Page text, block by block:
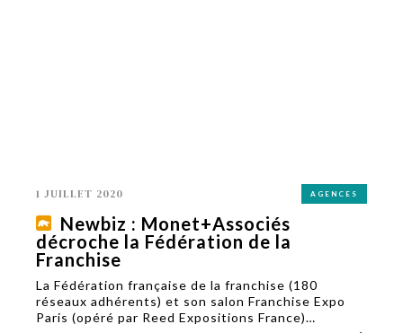
1 JUILLET 2020 AGENCES
Newbiz : Monet+Associés
décroche la Fédération de la
Franchise
La Fédération française de la franchise (180
réseaux adhérents) et son salon Franchise Expo
Paris (opéré par Reed Expositions France)